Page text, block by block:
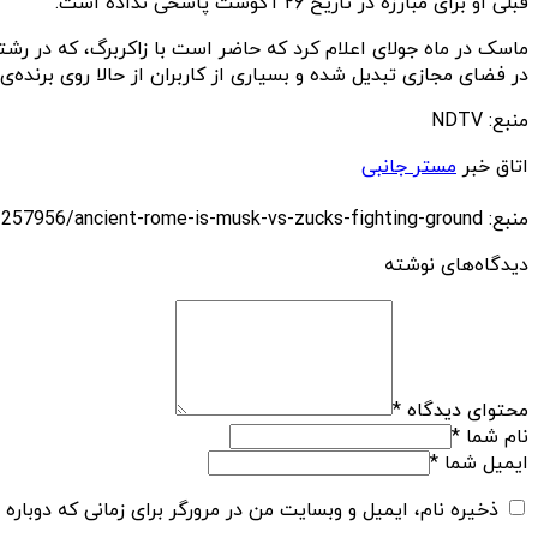
ماسک در ماه جولای اعلام کرد که حاضر است با زاکربرگ، که در
در فضای مجازی تبدیل شده و بسیاری از کاربران از حالا روی
منبع: NDTV
اتاق خبر مستر جانبی
منبع: https://techfars.com/257956/ancient-rome-is-musk-vs-zucks-fighting-ground/
دیدگاه‌های نوشته
محتوای دیدگاه *
نام شما *
ایمیل شما *
ذخیره نام، ایمیل و وبسایت من در مرورگر برای زمانی که